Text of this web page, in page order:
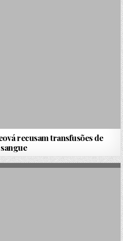
recusam transfusões de
sangue